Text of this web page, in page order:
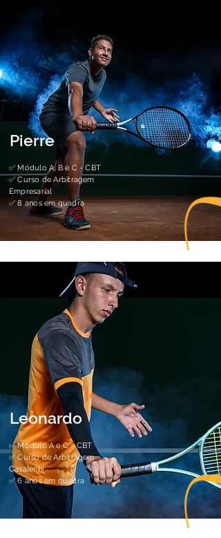
Pierre
✅ Módulo A, B e C - CBT
✅Curso de Arbitragem
Empresarial
✅8 anos em quadra
Leonardo
✅Módulo A e C - CBT
✅Curso de Arbitragem
Casalechi
✅6 anos em quadra